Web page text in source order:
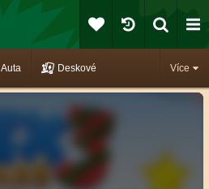
Více
Auta Deskové